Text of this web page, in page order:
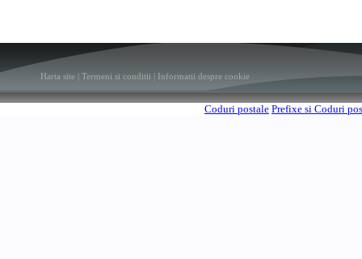
Harta site Termeni si conditii Informatii despre cookie
Coduri postale Prefixe si Coduri